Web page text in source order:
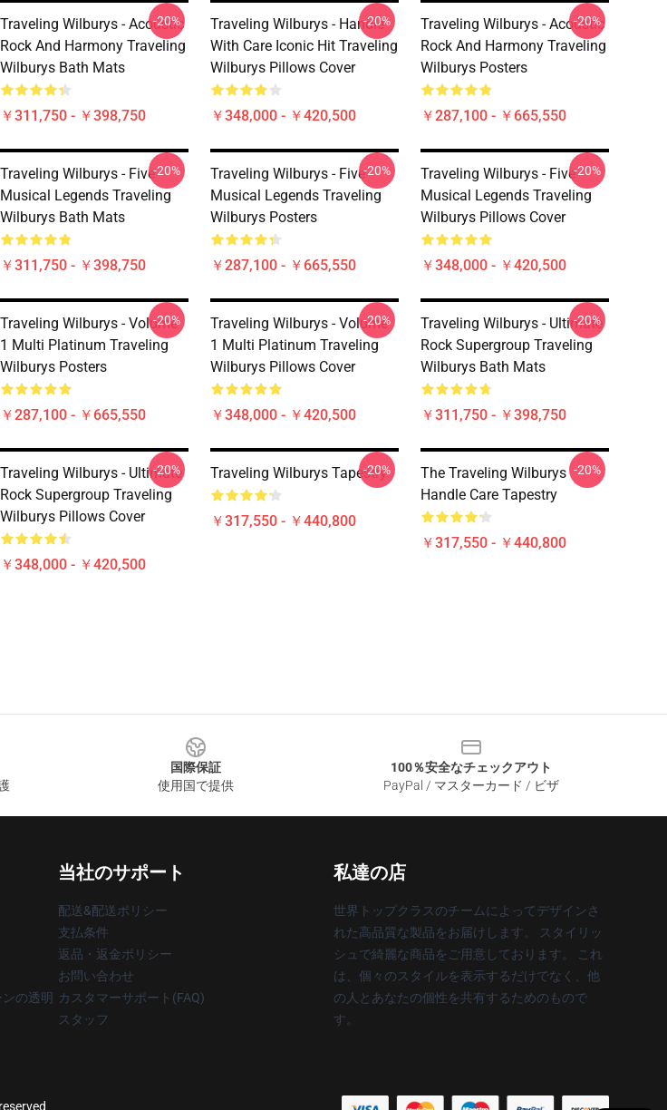
Traveling Wilburys - Acoustic
Rock And Harmony Traveling
Wilburys Bath Mats
￥311,750 - ￥398,750
-20%
Traveling Wilburys - Handle
With Care Iconic Hit Traveling
Wilburys Pillows Cover
￥348,000 - ￥420,500
-20%
Traveling Wilburys - Acoustic
Rock And Harmony Traveling
Wilburys Posters
￥287,100 - ￥665,550
-20%
Traveling Wilburys - Five
Musical Legends Traveling
Wilburys Bath Mats
￥311,750 - ￥398,750
-20%
Traveling Wilburys - Five
Musical Legends Traveling
Wilburys Posters
￥287,100 - ￥665,550
-20%
Traveling Wilburys - Five
Musical Legends Traveling
Wilburys Pillows Cover
￥348,000 - ￥420,500
-20%
Traveling Wilburys - Volume
1 Multi Platinum Traveling
Wilburys Posters
￥287,100 - ￥665,550
-20%
Traveling Wilburys - Volume
1 Multi Platinum Traveling
Wilburys Pillows Cover
￥348,000 - ￥420,500
-20%
Traveling Wilburys - Ultimate
Rock Supergroup Traveling
Wilburys Bath Mats
￥311,750 - ￥398,750
-20%
Traveling Wilburys - Ultimate
Rock Supergroup Traveling
Wilburys Pillows Cover
￥348,000 - ￥420,500
-20% Traveling Wilburys Tapestry
￥317,550 - ￥440,800
-20%
The Traveling Wilburys
Handle Care Tapestry
￥317,550 - ￥440,800
-20%
国際保証
使用国で提供
100％安全なチェックアウト
PayPal / マスターカード / ビザ
の透明
当社のサポート
配送&配送ポリシー
支払条件
返品・返金ポリシー
お問い合わせ
カスタマーサポート(FAQ)
スタッフ
私達の店
世界トップクラスのチームによってデザインさ
れた高品質な製品をお届けします。 スタイリッ
シュで綺麗な商品をご用意しております。 これ
は、個々のスタイルを表示するだけでなく、他
の人とあなたの個性を共有するためのもので
す。